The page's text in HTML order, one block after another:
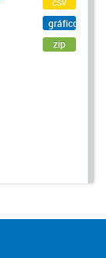
gráfico
zip